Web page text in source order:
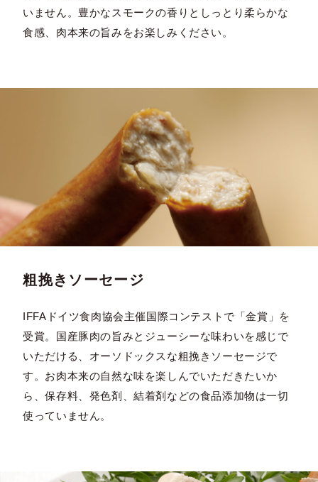
いません。豊かなスモークの香りとしっとり柔らかな
食感、肉本来の旨みをお楽しみください。
粗挽きソーセージ
IFFAドイツ食肉協会主催国際コンテストで「金賞」を
受賞。国産豚肉の旨みとジューシーな味わいを感じで
いただける、オーソドックスな粗挽きソーセージで
す。お肉本来の自然な味を楽しんでいただきたいか
ら、保存料、発色剤、結着剤などの食品添加物は一切
使っていません。